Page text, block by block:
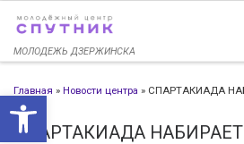
Открыть панель
Перейти к содержимому
МОЛОДЕЖЬ ДЗЕРЖИНСКА
Главная » Новости центра » СПАРТАКИАДА
СПАРТАКИАДА